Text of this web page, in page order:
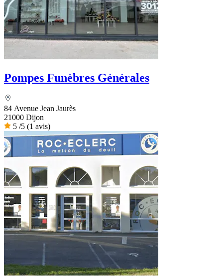
Pompes Funèbres Générales
84 Avenue Jean Jaurès
21000 Dijon
5 /5 (1 avis)